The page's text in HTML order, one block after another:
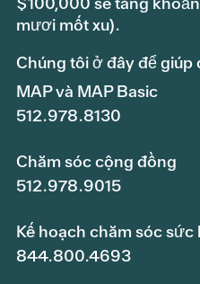
mươi mốt xu).
Chúng tôi ở đây để giúp
MAP và MAP Basic
512.978.8130
Chăm sóc cộng đồng
512.978.9015
Kế hoạch chăm sóc sức
844.800.4693